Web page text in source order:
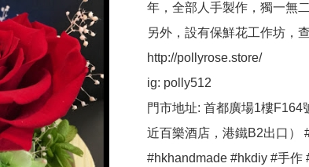
年，全部人手製作，獨一無
另外，設有保鮮花工作坊，
http://pollyrose.store/
ig: polly512
門市地址: 首都廣場1樓F164
近百樂酒店，港鐵B2出口）
#hkhandmade #hkdiy #手作